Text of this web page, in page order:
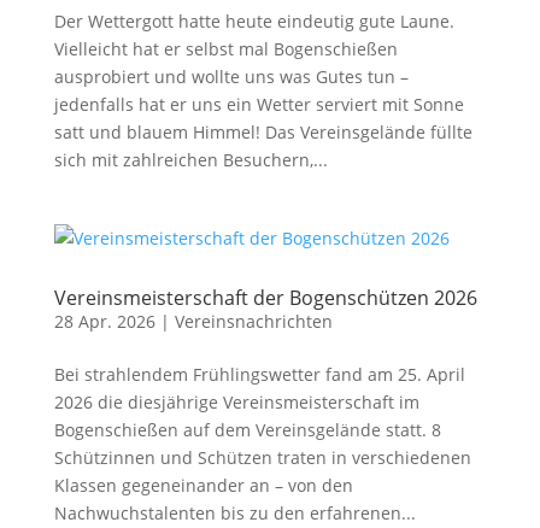
Der Wettergott hatte heute eindeutig gute Laune.
Vielleicht hat er selbst mal Bogenschießen
ausprobiert und wollte uns was Gutes tun –
jedenfalls hat er uns ein Wetter serviert mit Sonne
satt und blauem Himmel! Das Vereinsgelände füllte
sich mit zahlreichen Besuchern,...
Vereinsmeisterschaft der Bogenschützen 2026
28 Apr. 2026| Vereinsnachrichten
Bei strahlendem Frühlingswetter fand am 25. April
2026 die diesjährige Vereinsmeisterschaft im
Bogenschießen auf dem Vereinsgelände statt. 8
Schützinnen und Schützen traten in verschiedenen
Klassen gegeneinander an – von den
Nachwuchstalenten bis zu den erfahrenen...